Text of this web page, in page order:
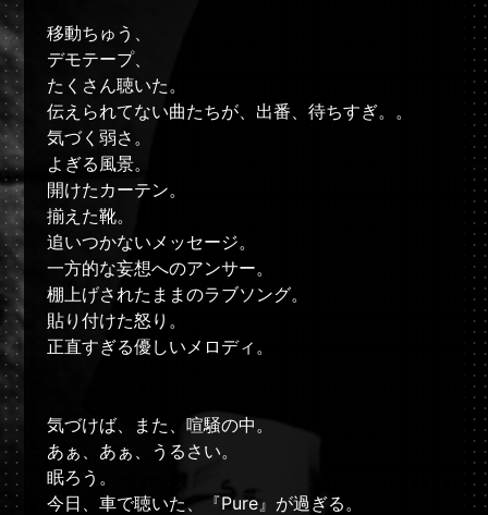
移動ちゅう、
デモテープ、
たくさん聴いた。
伝えられてない曲たちが、出番、待ちすぎ。。
気づく弱さ。
よぎる風景。
開けたカーテン。
揃えた靴。
追いつかないメッセージ。
一方的な妄想へのアンサー。
棚上げされたままのラブソング。
貼り付けた怒り。
正直すぎる優しいメロディ。
気づけば、また、喧騒の中。
あぁ、あぁ、うるさい。
眠ろう。
今日、車で聴いた、『Pure』が過ぎる。